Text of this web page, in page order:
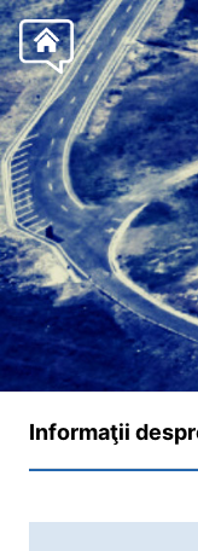
Informaţii